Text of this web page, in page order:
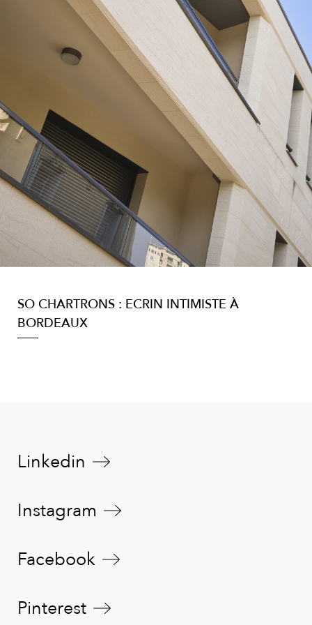
SO CHARTRONS : ECRIN INTIMISTE À
BORDEAUX
Linkedin
Instagram
Facebook
Pinterest